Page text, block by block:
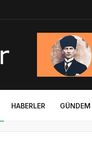
HABERLER GÜNDEM